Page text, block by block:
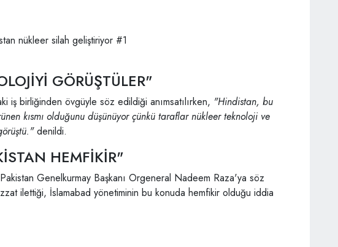
GÖRÜŞTÜLER"
iş birliğinden övgüyle söz edildiği anımsatılırken, "Hindistan, bu
kısmı olduğunu düşünüyor çünkü taraflar nükleer teknoloji ve
denildi.
HEMFİKİR"
Genelkurmay Başkanı Orgeneral Nadeem Raza'ya söz
ilettiği, İslamabad yönetiminin bu konuda hemfikir olduğu iddia